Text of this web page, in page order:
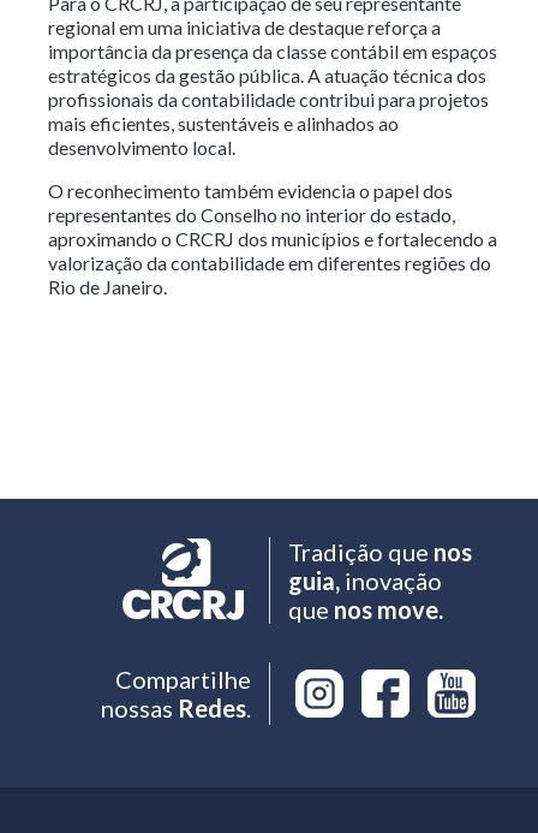
regional em uma iniciativa de destaque reforça a
importância da presença da classe contábil em espaços
estratégicos da gestão pública. A atuação técnica dos
profissionais da contabilidade contribui para projetos
mais eficientes, sustentáveis e alinhados ao
desenvolvimento local.
O reconhecimento também evidencia o papel dos
representantes do Conselho no interior do estado,
aproximando o CRCRJ dos municípios e fortalecendo a
valorização da contabilidade em diferentes regiões do
Rio de Janeiro.
Tradição que nos
guia,inovação
que nos move.
Compartilhe
nossas Redes.